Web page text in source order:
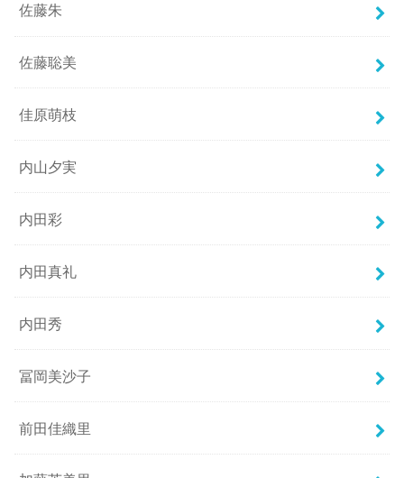
佐藤朱
佐藤聡美
佳原萌枝
内山夕実
内田彩
内田真礼
内田秀
冨岡美沙子
前田佳織里